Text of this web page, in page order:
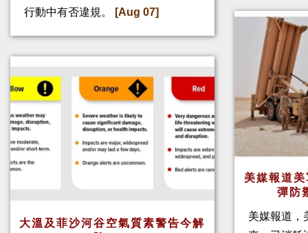
行動中有否違規。
[Aug 07]
大溫及菲沙河谷空氣質素警告今解
美媒報道
彈防
美媒報道，